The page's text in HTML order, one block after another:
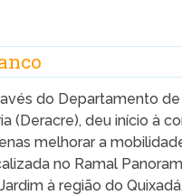
do Departamento
(Deracre), deu início à
melhorar a
no Ramal
à região do